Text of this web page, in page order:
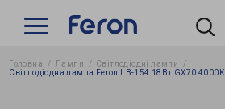
Головна Лампи
Світлодіодні лампи
Світлодіодна лампа Feron LB-154 18Вт GX70 4000K